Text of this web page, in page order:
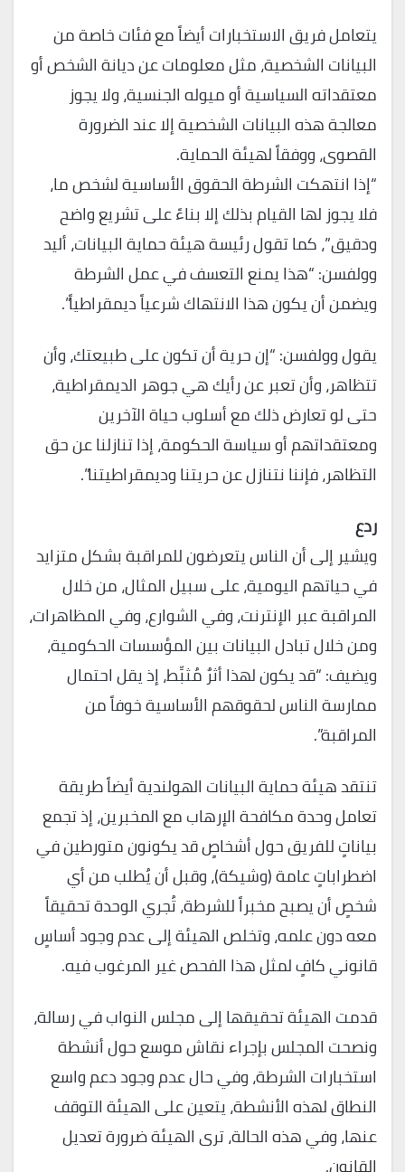
يتعامل فريق الاستخبارات أيضاً مع فئات خاصة من
البيانات الشخصية، مثل معلومات عن ديانة الشخص أو
معتقداته السياسية أو ميوله الجنسية، ولا يجوز
معالجة هذه البيانات الشخصية إلا عند الضرورة
القصوى، ووفقاً لهيئة الحماية.
“إذا انتهكت الشرطة الحقوق الأساسية لشخص ما،
فلا يجوز لها القيام بذلك إلا بناءً على تشريع واضح
ودقيق”، كما تقول رئيسة هيئة حماية البيانات، أليد
وولفسن: “هذا يمنع التعسف في عمل الشرطة
ويضمن أن يكون هذا الانتهاك شرعياً ديمقراطياً”.
يقول وولفسن: “إن حرية أن تكون على طبيعتك، وأن
تتظاهر، وأن تعبر عن رأيك هي جوهر الديمقراطية،
حتى لو تعارض ذلك مع أسلوب حياة الآخرين
ومعتقداتهم أو سياسة الحكومة، إذا تنازلنا عن حق
التظاهر، فإننا نتنازل عن حريتنا وديمقراطيتنا”.
ردع
ويشير إلى أن الناس يتعرضون للمراقبة بشكل متزايد
في حياتهم اليومية، على سبيل المثال، من خلال
المراقبة عبر الإنترنت، وفي الشوارع، وفي المظاهرات،
ومن خلال تبادل البيانات بين المؤسسات الحكومية،
ويضيف: “قد يكون لهذا أثرٌ مُثبِّط، إذ يقل احتمال
ممارسة الناس لحقوقهم الأساسية خوفاً من
المراقبة”.
تنتقد هيئة حماية البيانات الهولندية أيضاً طريقة
تعامل وحدة مكافحة الإرهاب مع المخبرين، إذ تجمع
بياناتٍ للفريق حول أشخاصٍ قد يكونون متورطين في
اضطراباتٍ عامة (وشيكة)، وقبل أن يُطلب من أي
شخصٍ أن يصبح مخبراً للشرطة، تُجري الوحدة تحقيقاً
معه دون علمه، وتخلص الهيئة إلى عدم وجود أساسٍ
قانوني كافٍ لمثل هذا الفحص غير المرغوب فيه.
قدمت الهيئة تحقيقها إلى مجلس النواب في رسالة،
ونصحت المجلس بإجراء نقاش موسع حول أنشطة
استخبارات الشرطة، وفي حال عدم وجود دعم واسع
النطاق لهذه الأنشطة، يتعين على الهيئة التوقف
عنها، وفي هذه الحالة، ترى الهيئة ضرورة تعديل